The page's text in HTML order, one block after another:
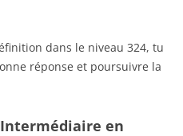
dans le niveau 324, tu
réponse et poursuivre la
Intermédiaire en